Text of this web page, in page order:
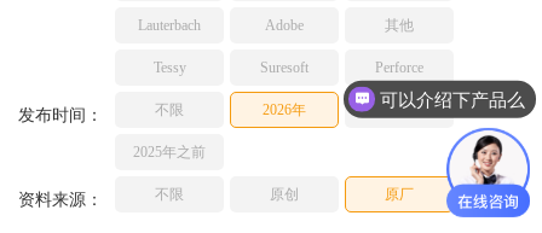
Lauterbach Adobe 其他
Tessy Suresoft Perforce
发布时间： 不限 2026年 2025年
2025年之前
资料来源： 不限 原创 原厂
可以介绍下产品么